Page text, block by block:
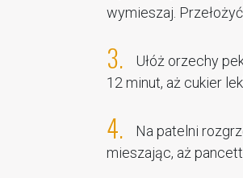
wymieszaj.
3.
Ułóż orzechy
12 minut, aż cukier
4.
Na patelni
mieszając, aż